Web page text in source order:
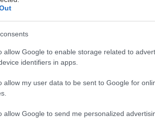
allow Google to enable storage related to
identifiers in apps.
allow my user data to be sent to Google for
allow Google to send me personalized
ένα συνεχόμενο βάρος στο
γραφείο; Το περιβάλλον είναι
δουλειά δεν είναι για πάντα,
να αποζητάς το καλύτερο για